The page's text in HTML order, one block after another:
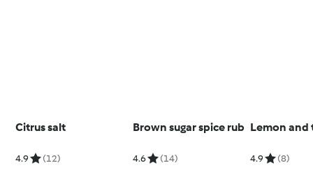
Citrus salt
4.9 (12)
Brown sugar spice rub
4.6 (14)
Lemon and
4.9 (8)